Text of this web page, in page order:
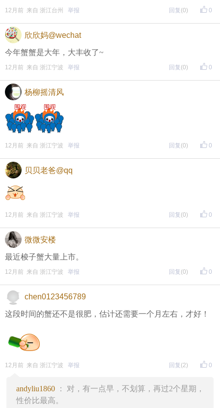
0
12月前 来自 浙江台州 举报 回复 (0)
欣欣妈@wechat
今年蟹蟹是大年，大丰收了~
0
12月前 来自 浙江宁波 举报 回复 (0)
杨柳摇清风
0
12月前 来自 浙江宁波 举报 回复 (0)
贝贝老爸@qq
0
12月前 来自 浙江宁波 举报 回复 (0)
微微安楼
最近梭子蟹大量上市。
0
12月前 来自 浙江宁波 举报 回复 (0)
chen0123456789
这段时间的蟹还不是很肥，估计还需要一个月左右，才好！
0
12月前 来自 浙江宁波 举报 回复 (2)
andyliu1860 ： 对，有一点早，不划算，再过2个星期，
性价比最高。